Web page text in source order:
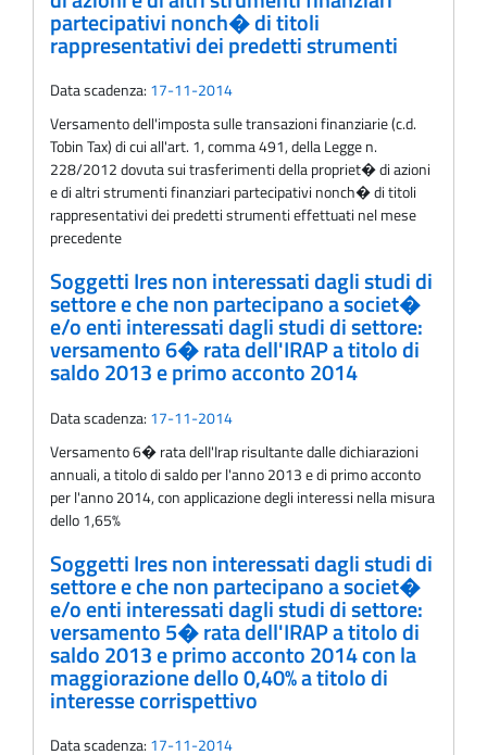
partecipativi nonch� di titoli
rappresentativi dei predetti strumenti
Data scadenza: 17-11-2014
Versamento dell'imposta sulle transazioni finanziarie (c.d.
Tobin Tax) di cui all'art. 1, comma 491, della Legge n.
228/2012 dovuta sui trasferimenti della propriet� di azioni
e di altri strumenti finanziari partecipativi nonch� di titoli
rappresentativi dei predetti strumenti effettuati nel mese
precedente
Soggetti Ires non interessati dagli studi di
settore e che non partecipano a societ�
e/o enti interessati dagli studi di settore:
versamento 6� rata dell'IRAP a titolo di
saldo 2013 e primo acconto 2014
Data scadenza: 17-11-2014
Versamento 6� rata delI'Irap risultante dalle dichiarazioni
annuali, a titolo di saldo per l'anno 2013 e di primo acconto
per l'anno 2014, con applicazione degli interessi nella misura
dello 1,65%
Soggetti Ires non interessati dagli studi di
settore e che non partecipano a societ�
e/o enti interessati dagli studi di settore:
versamento 5� rata dell'IRAP a titolo di
saldo 2013 e primo acconto 2014 con la
maggiorazione dello 0,40% a titolo di
interesse corrispettivo
Data scadenza: 17-11-2014